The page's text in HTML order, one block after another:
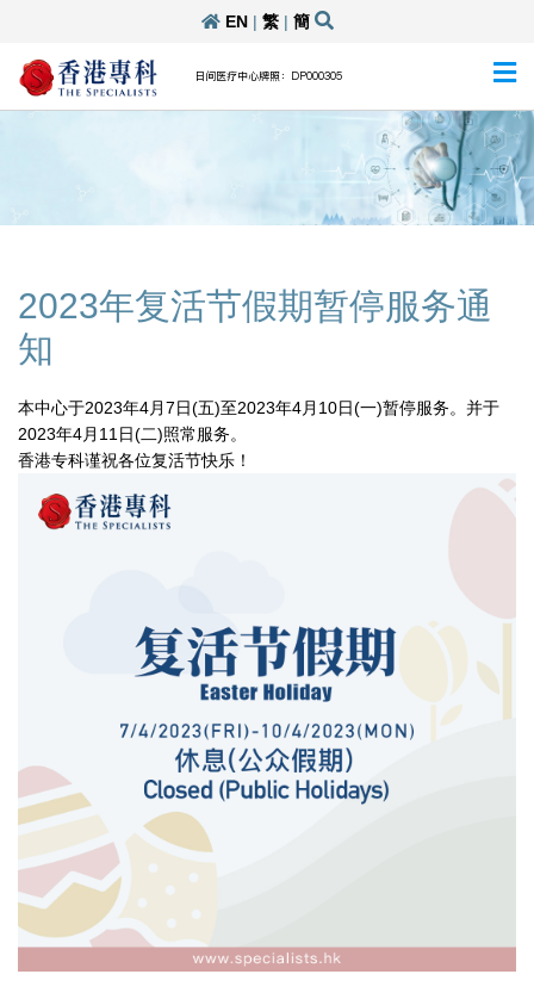
EN| 繁| 簡
日间医疗中心牌照：DP000305
2023年复活节假期暂停服务通
知
本中心于2023年4月7日(五)至2023年4月10日(一)暂停服务。并于
2023年4月11日(二)照常服务。
香港专科谨祝各位复活节快乐！